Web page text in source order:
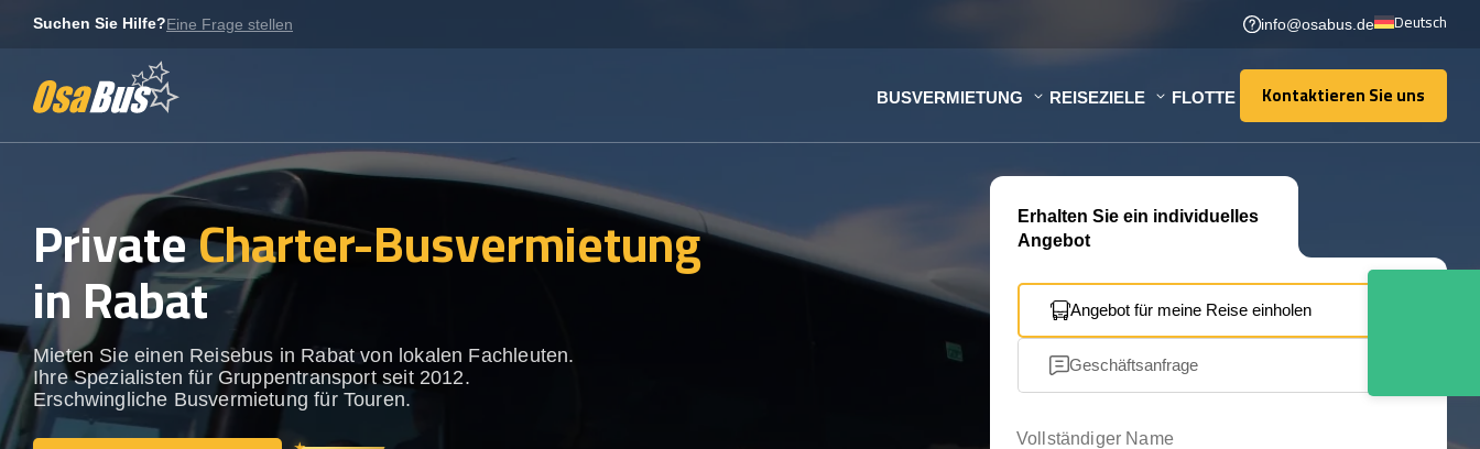
Suchen Sie Hilfe?Eine Frage stellen info@osabus.de Deutsch
BUSVERMIETUNG REISEZIELE FLOTTE Kontaktieren Sie uns
Kontaktieren Sie uns
PrivateCharter-Busvermietung
in Rabat
Mieten Sie einen Reisebus in Rabat von lokalen Fachleuten.
Ihre Spezialisten für Gruppentransport seit 2012.
Erschwingliche Busvermietung für Touren.
Erhalten Sie ein individuelles
Angebot
Angebot für meine Reise einholen
Geschäftsanfrage